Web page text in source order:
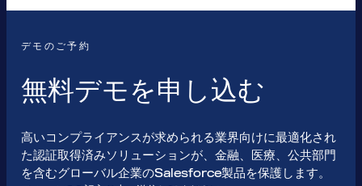
デモのご予約
無料デモを申し込む
高いコンプライアンスが求められる業界向けに最適化され
た認証取得済みソリューションが、金融、医療、公共部門
を含むグローバル企業のSalesforce製品を保護します。